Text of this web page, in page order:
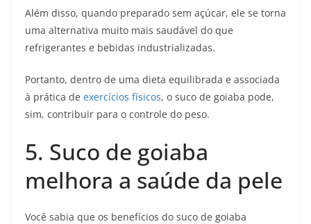
Além disso, quando preparado sem açúcar, ele se torna
uma alternativa muito mais saudável do que
refrigerantes e bebidas industrializadas.
Portanto, dentro de uma dieta equilibrada e associada
à prática de exercícios físicos, o suco de goiaba pode,
sim, contribuir para o controle do peso.
5. Suco de goiaba
melhora a saúde da pele
Você sabia que os benefícios do suco de goiaba